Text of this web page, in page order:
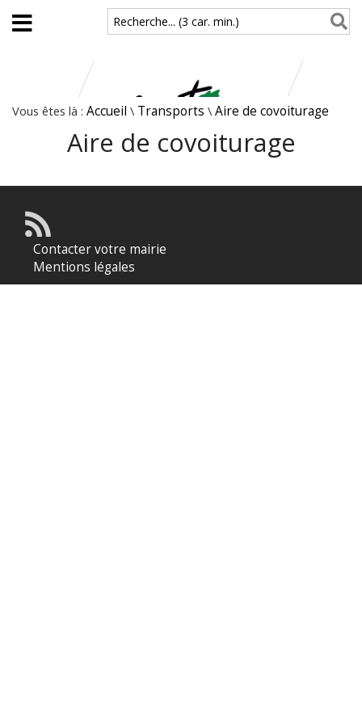
Aller au contenu principal
Recherche... (3 car. min.)
Vous êtes là : Accueil \ Transports \ Aire de covoiturage
Aire de covoiturage
Contacter votre mairie
Mentions légales